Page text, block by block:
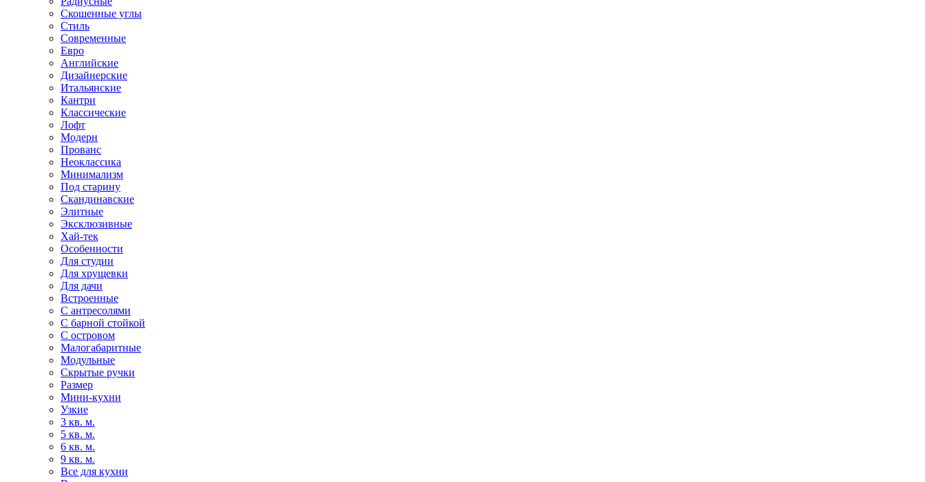
Скошенные углы
Стиль
Современные
Евро
Английские
Дизайнерские
Итальянские
Кантри
Классические
Лофт
Модерн
Прованс
Неоклассика
Минимализм
Под старину
Скандинавские
Элитные
Эксклюзивные
Хай-тек
Особенности
Для студии
Для хрущевки
Для дачи
Встроенные
С антресолями
С барной стойкой
С островом
Малогабаритные
Модульные
Скрытые ручки
Размер
Мини-кухни
Узкие
3 кв. м.
5 кв. м.
6 кв. м.
9 кв. м.
Все для кухни